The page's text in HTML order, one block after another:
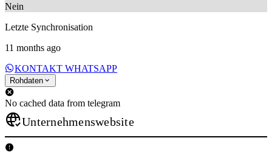
Nein
Letzte Synchronisation
11 months ago
KONTAKT WHATSAPP
Rohdaten
No cached data from telegram
Unternehmenswebsite